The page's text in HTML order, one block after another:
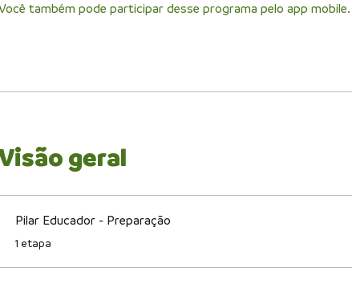
também pode participar desse programa pelo app mobile.
geral
Pilar Educador - Preparação
.1 etapa